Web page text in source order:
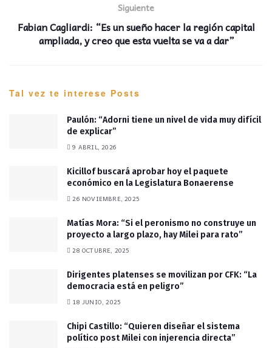
Siguiente
Fabian Cagliardi: “Es un sueño hacer la región capital
ampliada, y creo que esta vuelta se va a dar”
Tal vez te interese Posts
Paulón: “Adorni tiene un nivel de vida muy difícil
de explicar”
9 ABRIL, 2026
Kicillof buscará aprobar hoy el paquete
económico en la Legislatura Bonaerense
26 NOVIEMBRE, 2025
Matías Mora: “Si el peronismo no construye un
proyecto a largo plazo, hay Milei para rato”
28 OCTUBRE, 2025
Dirigentes platenses se movilizan por CFK: “La
democracia está en peligro”
18 JUNIO, 2025
Chipi Castillo: “Quieren diseñar el sistema
político post Milei con injerencia directa”